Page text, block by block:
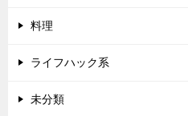
料理
ライフハック系
未分類